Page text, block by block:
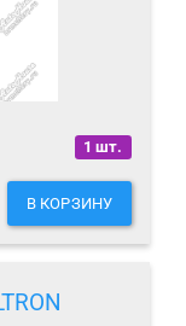
1 шт.
В КОРЗИНУ